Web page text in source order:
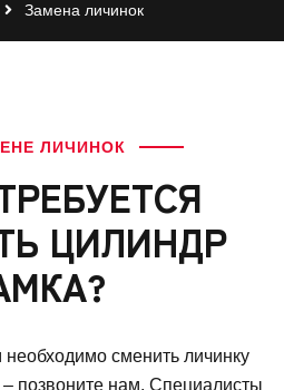
Замена личинок
ЛИЧИНОК
ЦИЛИНДР
сменить личинку
позвоните нам. Специалисты